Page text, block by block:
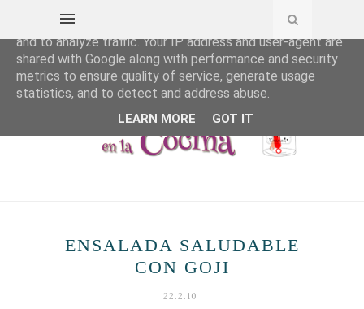
ENSALADA SALUDABLE
CON GOJI
22.2.10
This site uses cookies from Google to deliver its services
and to analyze traffic. Your IP address and user-agent are
shared with Google along with performance and security
metrics to ensure quality of service, generate usage
statistics, and to detect and address abuse.
LEARN MORE GOT IT